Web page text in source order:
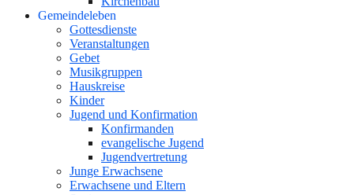
Gemeindeleben
Gottesdienste
Veranstaltungen
Gebet
Musikgruppen
Hauskreise
Kinder
Jugend und Konfirmation
Konfirmanden
evangelische Jugend
Jugendvertretung
Junge Erwachsene
Erwachsene und Eltern